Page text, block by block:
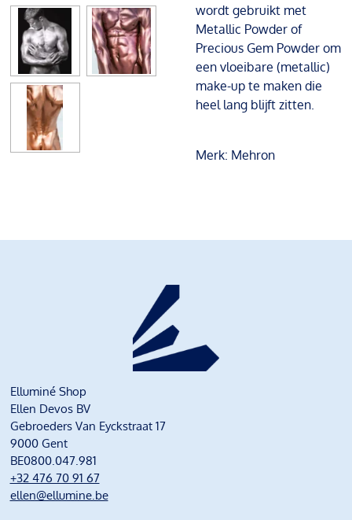
wordt gebruikt met
Metallic Powder of
Precious Gem Powder om
een vloeibare (metallic)
make-up te maken die
heel lang blijft zitten.
Merk: Mehron
Elluminé Shop
Ellen Devos BV
Gebroeders Van Eyckstraat 17
9000 Gent
BE0800.047.981
+32 476 70 91 67
ellen@ellumine.be